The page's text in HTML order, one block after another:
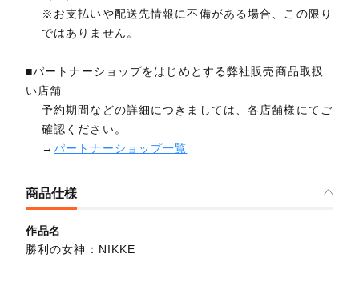
※お支払いや配送先情報に不備がある場合、この限り
ではありません。
■パートナーショップをはじめとする弊社販売商品取扱
い店舗
予約期間などの詳細につきましては、各店舗様にてご
確認ください。
→パートナーショップ一覧
商品仕様
作品名
勝利の女神：NIKKE